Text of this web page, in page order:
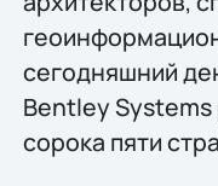
сегодняшний
Bentley
сорока пяти